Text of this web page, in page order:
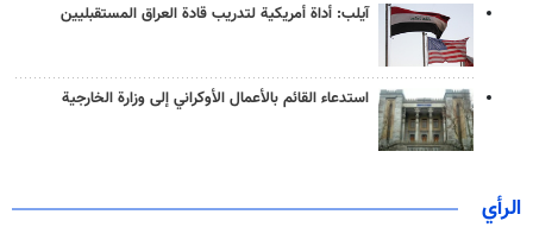
آيلب: أداة أمريكية لتدريب قادة العراق المستقبليين
استدعاء القائم بالأعمال الأوكراني إلى وزارة الخارجية
الرأي